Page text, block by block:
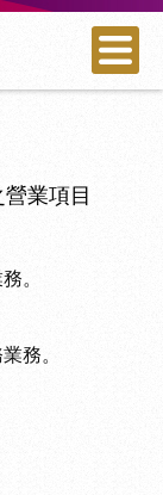
業項目
。
務。